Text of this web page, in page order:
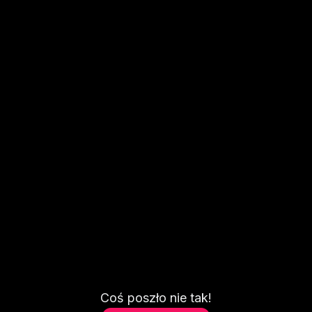
Coś poszło nie tak!